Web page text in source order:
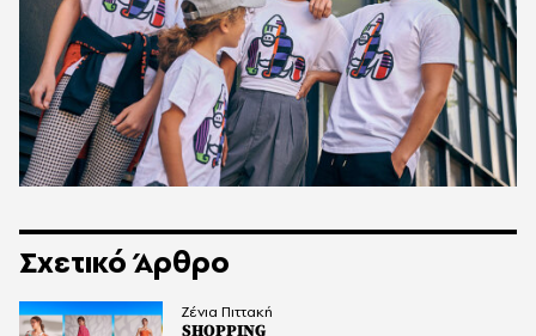
Σχετικό Άρθρο
SHOPPING
Ζένια Πιττακή